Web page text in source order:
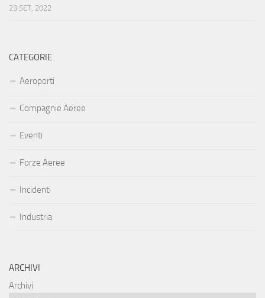
23 SET, 2022
CATEGORIE
Aeroporti
Compagnie Aeree
Eventi
Forze Aeree
Incidenti
Industria
ARCHIVI
Archivi